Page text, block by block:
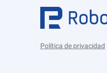
Política de privacidad